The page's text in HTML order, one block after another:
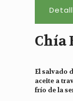
Chía
El salvado
aceite a
frío de la